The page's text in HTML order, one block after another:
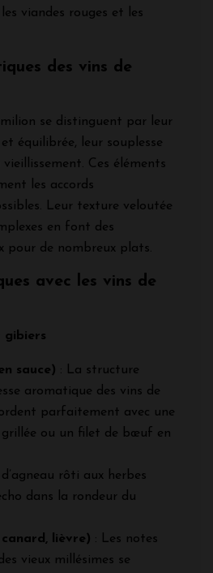
viandes rouges et les
des vins de
se distinguent par leur
équilibrée, leur souplesse
Ces éléments
les accords
Leur texture veloutée
en font des
pour de nombreux plats.
avec les vins de
gibiers
sauce) : La structure
aromatique des vins de
parfaitement avec une
ou un filet de bœuf en
rôti aux herbes
dans la rondeur du
lièvre) : Les notes
vieux millésimes se